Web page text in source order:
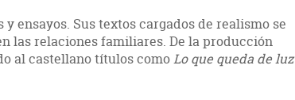
ensayos. Sus textos cargados de realismo se
las relaciones familiares. De la producción
al castellano títulos comoLo que queda de luz